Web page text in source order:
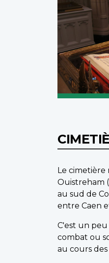
Le cimetière
Ouistreham
au sud de
entre Caen
C'est un peu
combat ou
au cours